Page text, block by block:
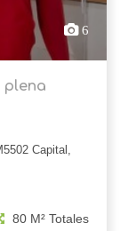
6
plena
Capital,
80 M² Totales